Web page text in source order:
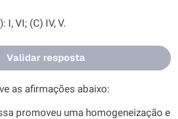
I, VI; (C) IV, V.
Validar resposta
as afirmações abaixo:
promoveu uma homogeneização e